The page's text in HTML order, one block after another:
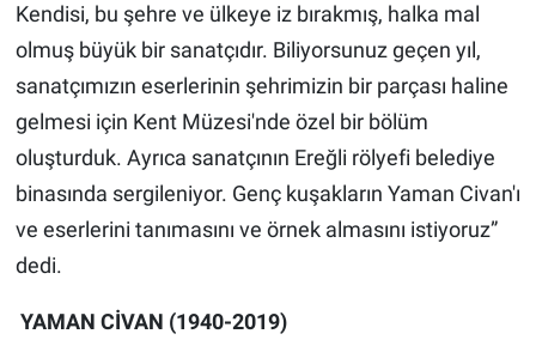
Kendisi, bu şehre ve ülkeye iz bırakmış, halka mal
olmuş büyük bir sanatçıdır. Biliyorsunuz geçen yıl,
sanatçımızın eserlerinin şehrimizin bir parçası haline
gelmesi için Kent Müzesi'nde özel bir bölüm
oluşturduk. Ayrıca sanatçının Ereğli rölyefi belediye
binasında sergileniyor. Genç kuşakların Yaman Civan'ı
ve eserlerini tanımasını ve örnek almasını istiyoruz”
dedi.
YAMAN CİVAN (1940-2019)